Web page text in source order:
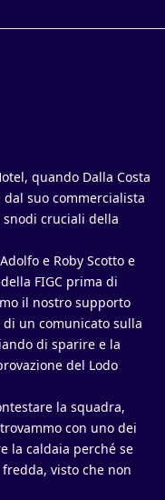
quando Dalla Costa
suo commercialista
snodi cruciali della
e Roby Scotto e
FIGC prima di
il nostro supporto
un comunicato sulla
di sparire e la
del Lodo
la squadra,
con uno dei
la caldaia perché se
visto che non